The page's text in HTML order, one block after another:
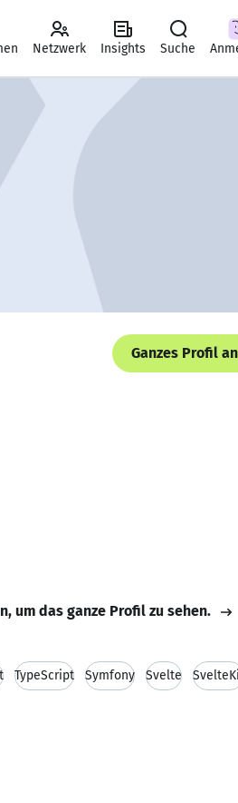
Netzwerk Insights Suche
Ganzes Profil
um das ganze Profil zu sehen.
TypeScript Symfony Svelte